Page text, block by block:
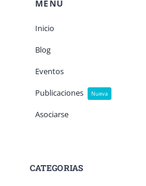
MENU
Inicio
Blog
Eventos
Publicaciones
Nueva
Asociarse
CATEGORIAS